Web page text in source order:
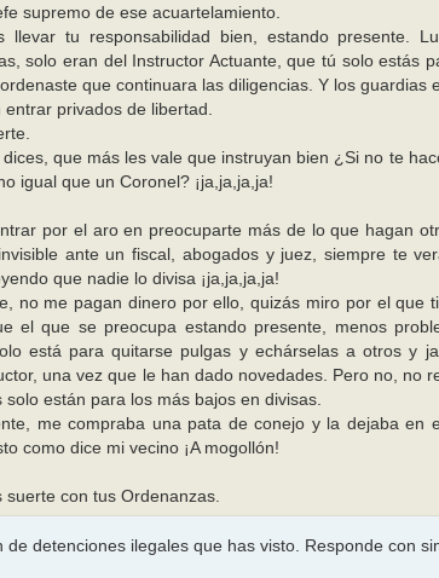
supremo de ese acuartelamiento.
tu responsabilidad bien, estando presente.
solo eran del Instructor Actuante, que tú solo estás
que continuara las diligencias. Y los
privados de libertad.
que más les vale que instruyan bien ¿Si no te
igual que un Coronel? ¡ja,ja,ja,ja!
por el aro en preocuparte más de lo que hagan
ante un fiscal, abogados y juez, siempre te
que nadie lo divisa ¡ja,ja,ja,ja!
no me pagan dinero por ello, quizás miro por el que
el que se preocupa estando presente, menos
está para quitarse pulgas y echárselas a otros y
una vez que le han dado novedades. Pero no, no
solo están para los más bajos en divisas.
me compraba una pata de conejo y la dejaba en
como dice mi vecino ¡A mogollón!
suerte con tus Ordenanzas.
detenciones ilegales que has visto. Responde con